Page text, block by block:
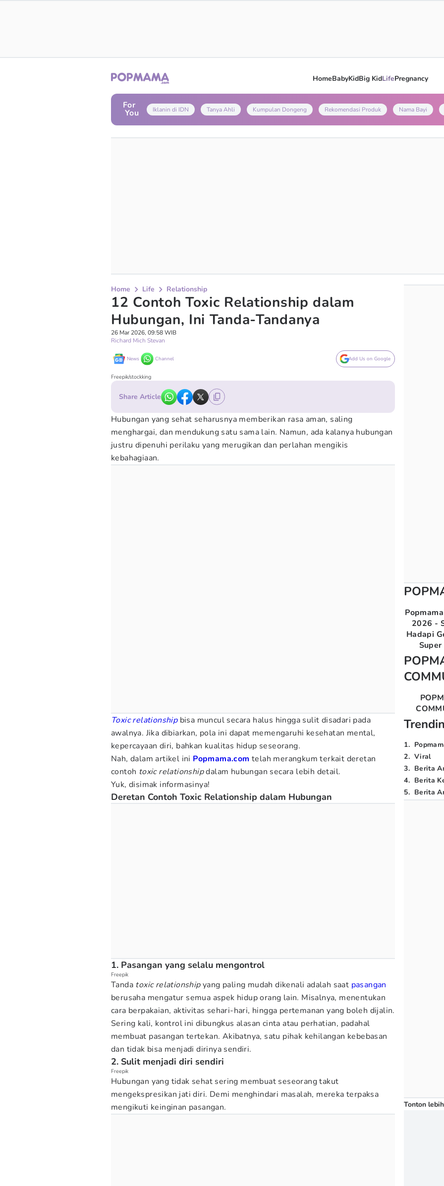
HomeBabyKidBig KidLifePregnancy
For
You Iklanin di IDN Tanya Ahli Kumpulan Dongeng Rekomendasi Produk Nama Bayi
Home Life Relationship
12 Contoh Toxic Relationship dalam
Hubungan, Ini Tanda-Tandanya
26 Mar 2026, 09:58 WIB
Richard Mich Stevan
News Channel Add Us on Google
Freepik/stockking
Share Article
Hubungan yang sehat seharusnya memberikan rasa aman, saling
menghargai, dan mendukung satu sama lain. Namun, ada kalanya hubungan
justru dipenuhi perilaku yang merugikan dan perlahan mengikis
kebahagiaan.
Toxic relationshipbisa muncul secara halus hingga sulit disadari pada
awalnya. Jika dibiarkan, pola ini dapat memengaruhi kesehatan mental,
kepercayaan diri, bahkan kualitas hidup seseorang.
Nah, dalam artikel ini Popmama.com telah merangkum terkait deretan
contoh toxic relationshipdalam hubungan secara lebih detail.
Yuk, disimak informasinya!
Deretan Contoh Toxic Relationship dalam Hubungan
1. Pasangan yang selalu mengontrol
Freepik
Tanda toxic relationshipyang paling mudah dikenali adalah saat pasangan
berusaha mengatur semua aspek hidup orang lain. Misalnya, menentukan
cara berpakaian, aktivitas sehari-hari, hingga pertemanan yang boleh dijalin.
Sering kali, kontrol ini dibungkus alasan cinta atau perhatian, padahal
membuat pasangan tertekan. Akibatnya, satu pihak kehilangan kebebasan
dan tidak bisa menjadi dirinya sendiri.
2. Sulit menjadi diri sendiri
Freepik
Hubungan yang tidak sehat sering membuat seseorang takut
mengekspresikan jati diri. Demi menghindari masalah, mereka terpaksa
mengikuti keinginan pasangan.
2026 -
Hadapi
1.
2. Viral
3. Berita
4. Berita
5. Berita
Tonton